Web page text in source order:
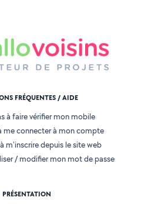
FRÉQUENTES / AIDE
à faire vérifier mon mobile
me connecter à mon compte
m'inscrire depuis le site web
/ modifier mon mot de passe
PRÉSENTATION